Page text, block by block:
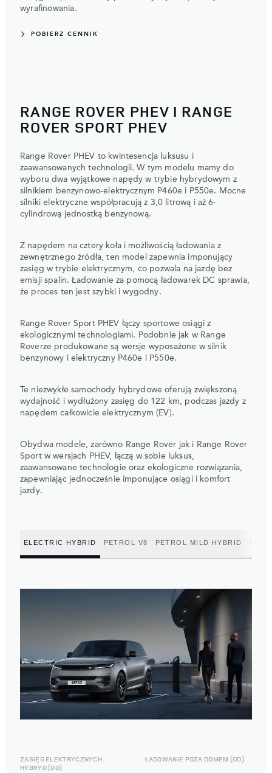
wyrafinowania.
POBIERZ CENNIK
RANGE ROVER PHEV I RANGE
ROVER SPORT PHEV
Range Rover PHEV to kwintesencja luksusu i
zaawansowanych technologii. W tym modelu mamy do
wyboru dwa wyjątkowe napędy w trybie hybrydowym z
silnikiem benzynowo-elektrycznym P460e i P550e. Mocne
silniki elektryczne współpracują z 3,0 litrową i aż 6-
cylindrową jednostką benzynową.
Z napędem na cztery koła i możliwością ładowania z
zewnętrznego źródła, ten model zapewnia imponujący
zasięg w trybie elektrycznym, co pozwala na jazdę bez
emisji spalin. Ładowanie za pomocą ładowarek DC sprawia,
że proces ten jest szybki i wygodny.
Range Rover Sport PHEV łączy sportowe osiągi z
ekologicznymi technologiami. Podobnie jak w Range
Roverze produkowane są wersje wyposażone w silnik
benzynowy i elektryczny P460e i P550e.
Te niezwykłe samochody hybrydowe oferują zwiększoną
wydajność i wydłużony zasięg do 122 km, podczas jazdy z
napędem całkowicie elektrycznym (EV).
Obydwa modele, zarówno Range Rover jak i Range Rover
Sport w wersjach PHEV, łączą w sobie luksus,
zaawansowane technologie oraz ekologiczne rozwiązania,
zapewniając jednocześnie imponujące osiągi i komfort
jazdy.
ELECTRIC HYBRID PETROL V8 PETROL MILD HYBRID
ZASIĘG ELEKTRYCZNYCH
HYBRYD (DO)
ŁADOWANIE POZA DOMEM (OD)